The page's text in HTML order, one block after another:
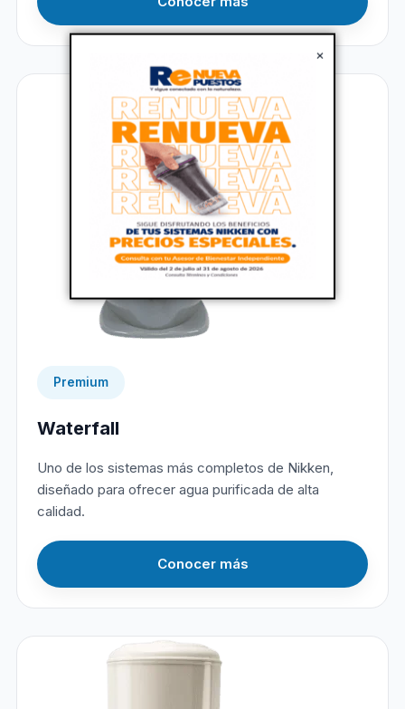
×
Premium
Waterfall
Uno de los sistemas más completos de Nikken,
diseñado para ofrecer agua purificada de alta
calidad.
Conocer más